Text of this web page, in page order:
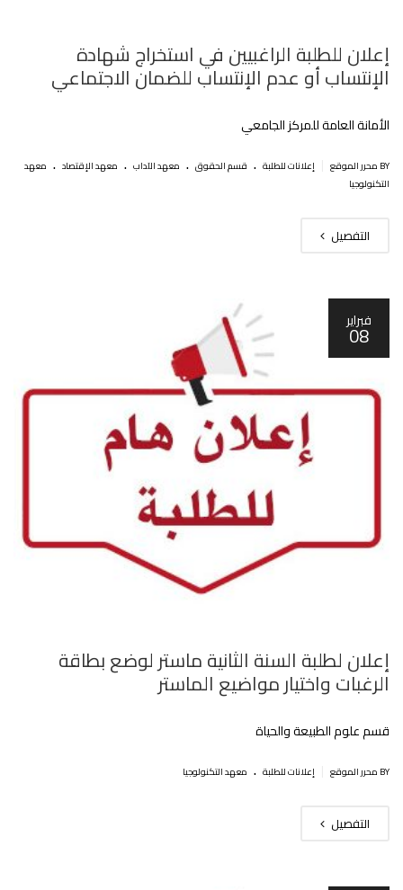
إعلان للطلبة الراغبيين في استخراج شهادة
الإنتساب أو عدم الإنتساب للضمان الاجتماعي
الأمانة العامة للمركز الجامعي
BY محرر الموقع إعلانات للطلبة . قسم الحقوق . معهد الآداب . معهد الإقتصاد . معهد
التكنولوجيا
التفصيل
فبراير
08
إعلان لطلبة السنة الثانية ماستر لوضع بطاقة
الرغبات واختيار مواضيع الماستر
قسم علوم الطبيعة والحياة
BY محرر الموقع إعلانات للطلبة . معهد التكنولوجيا
التفصيل